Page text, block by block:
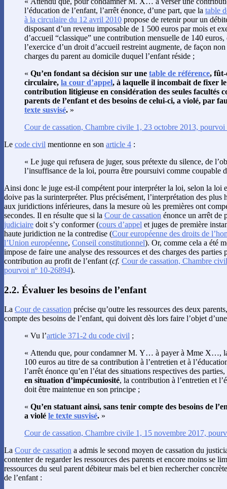
l’éducation de l’enfant, l’arrêt énonce, d’une part, que la table
à la circulaire du 12 avril 2010 propose de retenir pour un
disposant d’un revenu imposable de 1 500 euros par mois et
d’accueil “classique” une contribution mensuelle de 140 euros,
l’exercice d’un droit d’accueil restreint augmente, de façon
charges du parent au domicile duquel l’enfant réside ;
« Qu’en fondant sa décision sur une table de référence, fût-
circulaire, la cour d’appel, à laquelle il incombait de fixer
contribution litigieuse en considération des seules facultés
parents de l’enfant et des besoins de celui-ci, a violé, par
texte susvisé. »
Cour de cassation, Chambre civile 1, 23 octobre 2013, pourvoi
Le code civil mentionne en son article 4 :
« Le juge qui refusera de juger, sous prétexte du silence, de
l’insuffisance de la loi, pourra être poursuivi comme coupable
Ainsi donc le juge est-il compétent pour interpréter la loi, selon la loi
doive pas la surinterpréter. Plus précisément, l’interprétation des plus
aux juridictions inférieures, dans la mesure où les premières ont
secondes. Il en résulte que si la Cour de cassation énonce un arrêt de
judiciaire doit s’y conformer (cours d’appel et juges de première
haute juridiction ne la contredise (Cour européenne des droits de
l’Union européenne, Conseil constitutionnel). Or, comme cela a été
impose de faire une analyse des ressources et des charges des
contribution au profit de l’enfant (cf. Cour de cassation, Chambre
pourvoi nº 10-26894).
2.2. Évaluer les besoins de l’enfant
La Cour de cassation précise qu’outre les ressources des deux
compte des besoins de l’enfant, qui doivent dès lors faire l’objet
« Vu l’article 371-2 du code civil ;
« Attendu que, pour condamner M. Y… à payer à Mme X…,
100 euros au titre de sa contribution à l’entretien et à
l’arrêt énonce qu’en l’état des situations respectives des parties,
en situation d’impécuniosité, la contribution à l’entretien et
doit être maintenue en son principe ;
« Qu’en statuant ainsi, sans tenir compte des besoins de
a violé le texte susvisé. »
Cour de cassation, Chambre civile 1, 15 novembre 2017,
La Cour de cassation a admis le second moyen de cassation du
contenter de regarder les ressources des parents et encore moins se
ressources du seul parent débiteur mais bel et bien rechercher
de l’enfant :